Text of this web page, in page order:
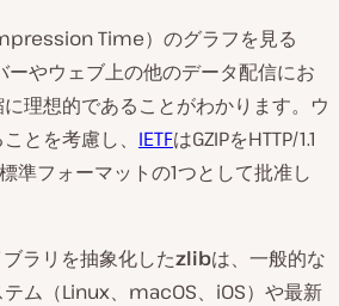
Time）のグラフを見る
ーやウェブ上の他のデータ配信にお
理想的であることがわかります。ウ
とを考慮し、 IETFはGZIPをHTTP/1.1
準フォーマットの1つとして批准し
ラリを抽象化したzlibは、一般的な
ム（Linux、macOS、iOS）や最新